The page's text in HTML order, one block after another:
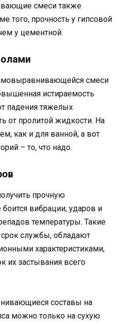
смеси также
того, прочность у гипсовой
у цементной.
смеси
истираемость
падения тяжелых
от пролитой жидкости. На
как и для ванной, а вот
– то, что надо.
прочную
боится вибрации, ударов и
температуры. Такие
службы, обладают
характеристиками,
их застывания всего
составы на
можно только на сухую